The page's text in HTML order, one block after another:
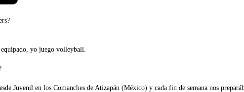
yo juego volleyball.
Juvenil en los Comanches de Atizapán (México) y cada fin de semana nos